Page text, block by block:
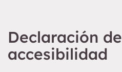
Declaración de
accesibilidad